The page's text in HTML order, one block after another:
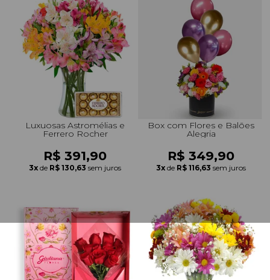
Luxuosas Astromélias e
Ferrero Rocher
R$ 391,90
3x de R$ 130,63 sem juros
Box com Flores e Balões
Alegria
R$ 349,90
3x de R$ 116,63 sem juros